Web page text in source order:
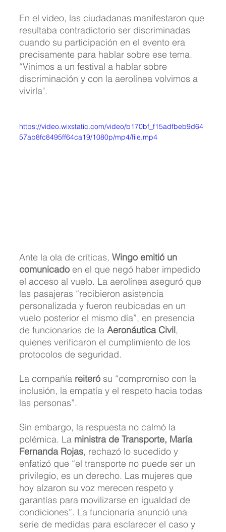
En el video, las ciudadanas manifestaron que
resultaba contradictorio ser discriminadas
cuando su participación en el evento era
precisamente para hablar sobre ese tema.
“Vinimos a un festival a hablar sobre
discriminación y con la aerolínea volvimos a
vivirla".
https://video.wixstatic.com/video/b170bf_f15adfbeb9d64
57ab8fc8495ff64ca19/1080p/mp4/file.mp4
Ante la ola de críticas, Wingo emitió un
comunicado en el que negó haber impedido
el acceso al vuelo. La aerolínea aseguró que
las pasajeras “recibieron asistencia
personalizada y fueron reubicadas en un
vuelo posterior el mismo día”, en presencia
de funcionarios de la Aeronáutica Civil,
quienes verificaron el cumplimiento de los
protocolos de seguridad.
La compañía reiteró su “compromiso con la
inclusión, la empatía y el respeto hacia todas
las personas”.
Sin embargo, la respuesta no calmó la
polémica. La ministra de Transporte, María
Fernanda Rojas, rechazó lo sucedido y
enfatizó que “el transporte no puede ser un
privilegio, es un derecho. Las mujeres que
hoy alzaron su voz merecen respeto y
garantías para movilizarse en igualdad de
condiciones”. La funcionaria anunció una
serie de medidas para esclarecer el caso y